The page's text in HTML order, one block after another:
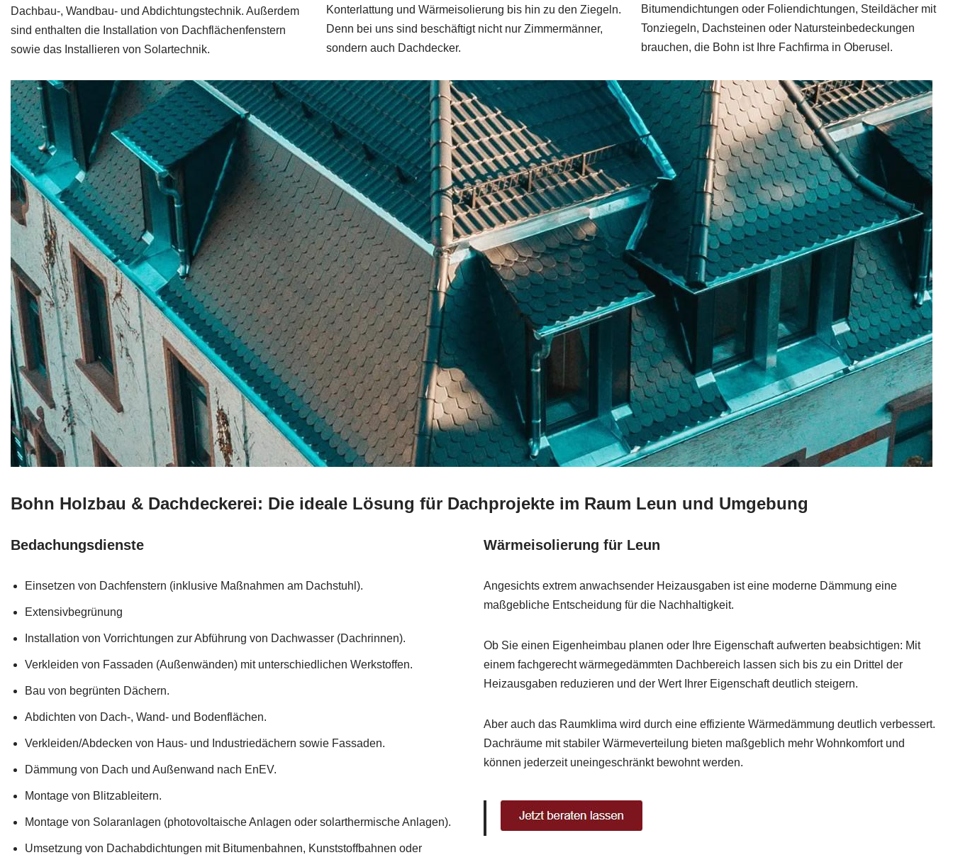
Dachbau-, Wandbau- und Abdichtungstechnik. Außerdem
sind enthalten die Installation von Dachflächenfenstern
sowie das Installieren von Solartechnik.
Konterlattung und Wärmeisolierung bis hin zu den Ziegeln.
Denn bei uns sind beschäftigt nicht nur Zimmermänner,
sondern auch Dachdecker.
Bitumendichtungen oder Foliendichtungen, Steildächer mit
Tonziegeln, Dachsteinen oder Natursteinbedeckungen
brauchen, die Bohn ist Ihre Fachfirma in Oberusel.
Bohn Holzbau & Dachdeckerei: Die ideale Lösung für Dachprojekte im Raum Leun und Umgebung
Bedachungsdienste
Einsetzen von Dachfenstern (inklusive Maßnahmen am Dachstuhl).
Extensivbegrünung
Installation von Vorrichtungen zur Abführung von Dachwasser (Dachrinnen).
Verkleiden von Fassaden (Außenwänden) mit unterschiedlichen Werkstoffen.
Bau von begrünten Dächern.
Abdichten von Dach-, Wand- und Bodenflächen.
Verkleiden/Abdecken von Haus- und Industriedächern sowie Fassaden.
Dämmung von Dach und Außenwand nach EnEV.
Montage von Blitzableitern.
Montage von Solaranlagen (photovoltaische Anlagen oder solarthermische Anlagen).
Umsetzung von Dachabdichtungen mit Bitumenbahnen, Kunststoffbahnen oder
Wärmeisolierung für Leun
Angesichts extrem anwachsender Heizausgaben ist eine moderne Dämmung eine
maßgebliche Entscheidung für die Nachhaltigkeit.
Ob Sie einen Eigenheimbau planen oder Ihre Eigenschaft aufwerten beabsichtigen: Mit
einem fachgerecht wärmegedämmten Dachbereich lassen sich bis zu ein Drittel der
Heizausgaben reduzieren und der Wert Ihrer Eigenschaft deutlich steigern.
Aber auch das Raumklima wird durch eine effiziente Wärmedämmung deutlich verbessert.
Dachräume mit stabiler Wärmeverteilung bieten maßgeblich mehr Wohnkomfort und
können jederzeit uneingeschränkt bewohnt werden.